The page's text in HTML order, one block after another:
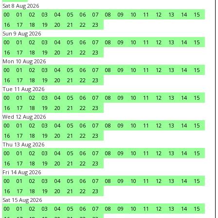
Sat 8 Aug 2026
00
01 02 03 04 05 06 07 08 09 10 11 12 13 14
15
16
17 18 19 20 21 22
23
Sun 9 Aug 2026
00
01 02 03 04 05 06 07 08 09 10 11 12 13 14
15
16
17 18 19 20 21 22
23
Mon 10 Aug 2026
00
01 02 03 04 05 06 07 08 09 10 11 12 13 14
15
16
17 18 19 20 21 22
23
Tue 11 Aug 2026
00
01 02 03 04 05 06 07 08 09 10 11 12 13 14
15
16
17 18 19 20 21 22
23
Wed 12 Aug 2026
00
01 02 03 04 05 06 07 08 09 10 11 12 13 14
15
16
17 18 19 20 21 22
23
Thu 13 Aug 2026
00
01 02 03 04 05 06 07 08 09 10 11 12 13 14
15
16
17 18 19 20 21 22
23
Fri 14 Aug 2026
00
01 02 03 04 05 06 07 08 09 10 11 12 13 14
15
16
17 18 19 20 21 22
23
Sat 15 Aug 2026
00
01 02 03 04 05 06 07 08 09 10 11 12 13 14
15